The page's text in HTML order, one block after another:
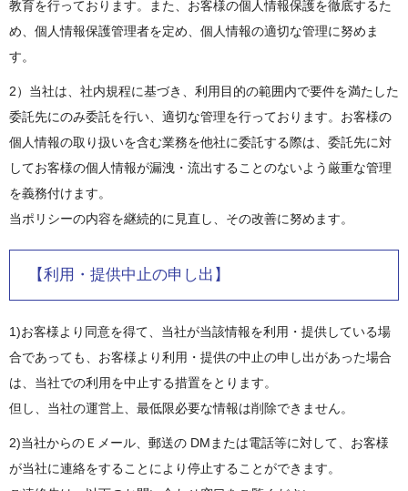
教育を行っております。また、お客様の個人情報保護を徹底するた
め、個人情報保護管理者を定め、個人情報の適切な管理に努めま
す。
2）当社は、社内規程に基づき、利用目的の範囲内で要件を満たした
委託先にのみ委託を行い、適切な管理を行っております。お客様の
個人情報の取り扱いを含む業務を他社に委託する際は、委託先に対
してお客様の個人情報が漏洩・流出することのないよう厳重な管理
を義務付けます。
当ポリシーの内容を継続的に見直し、その改善に努めます。
【利用・提供中止の申し出】
1)お客様より同意を得て、当社が当該情報を利用・提供している場
合であっても、お客様より利用・提供の中止の申し出があった場合
は、当社での利用を中止する措置をとります。
但し、当社の運営上、最低限必要な情報は削除できません。
2)当社からのＥメール、郵送の DMまたは電話等に対して、お客様
が当社に連絡をすることにより停止することができます。